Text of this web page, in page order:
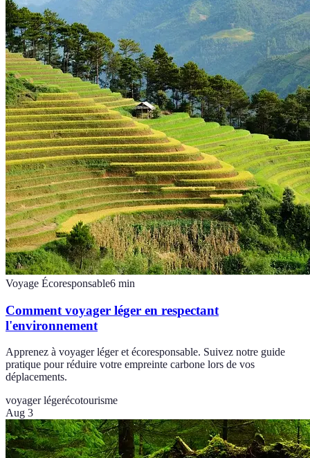
Voyage Écoresponsable6 min
Comment voyager léger en respectant
l'environnement
Apprenez à voyager léger et écoresponsable. Suivez notre guide
pratique pour réduire votre empreinte carbone lors de vos
déplacements.
voyager légerécotourisme
Aug 3